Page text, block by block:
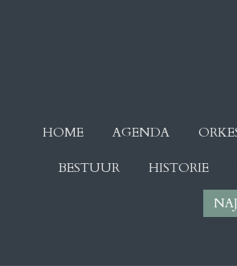
HOME AGENDA
BESTUUR
HISTORIE